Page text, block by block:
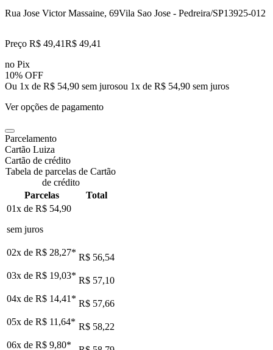
Rua Jose Victor Massaine, 69Vila Sao Jose - Pedreira/SP13925-012
Preço R$ 49,41R$ 49,41
no Pix
10% OFF
Ou 1x de R$ 54,90 sem jurosou 1x de R$ 54,90 sem juros
Ver opções de pagamento
Parcelamento
Cartão Luiza
Cartão de crédito
Tabela de parcelas de Cartão
de crédito
Parcelas
Total
01x de R$ 54,90
sem juros
02x de R$ 28,27* R$ 56,54
03x de R$ 19,03* R$ 57,10
04x de R$ 14,41 * R$ 57,66
05x de R$ 11,64* R$ 58,22
06x de R$ 9,80*